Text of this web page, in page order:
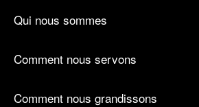
Qui nous sommes
Comment nous servons
Comment nous grandissons